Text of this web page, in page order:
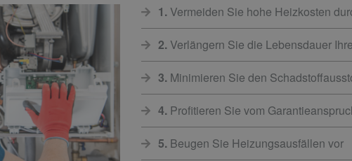
1.Vermeiden Sie hohe Heizkosten
2.Verlängern Sie die Lebensdauer
3.Minimieren Sie den
4.Profitieren Sie vom
5.Beugen Sie Heizungsausfällen vor